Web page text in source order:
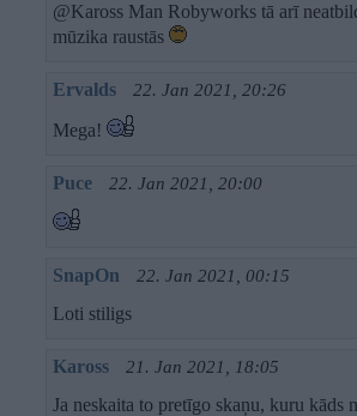
@Kaross Man Robyworks tā arī
mūzika raustās
Ervalds 22. Jan 2021, 20:26
Mega!
Puce 22. Jan 2021, 20:00
SnapOn 22. Jan 2021, 00:15
Loti stiligs
Kaross 21. Jan 2021, 18:05
Ja neskaita to pretīgo skaņu, kuru